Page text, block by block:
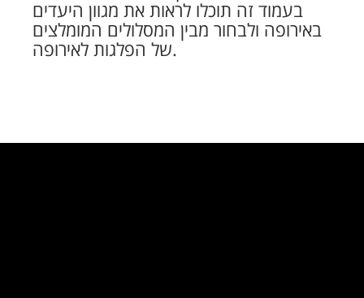
בעמוד זה תוכלו לראות את מגוון היעדים
באירופה ולבחור מבין המסלולים המומלצים
של הפלגות לאירופה.